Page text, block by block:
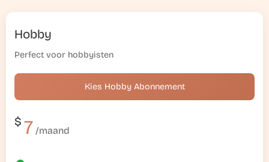
Hobby
Perfect voor hobbyisten
Kies Hobby Abonnement
$ 7 /maand